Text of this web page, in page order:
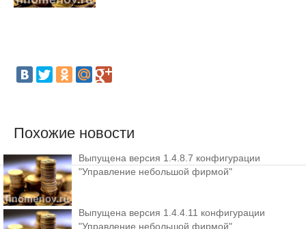
Похожие новости
Выпущена версия 1.4.8.7 конфигурации
"Управление небольшой фирмой"
Выпущена версия 1.4.4.11 конфигурации
"Управление небольшой фирмой"